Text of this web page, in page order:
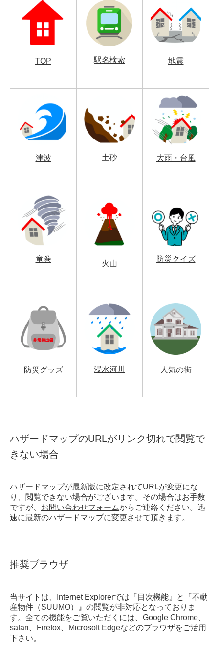
TOP 駅名検索 地震
津波 土砂 大雨・台風
竜巻
火山
防災クイズ
防災グッズ 浸水河川 人気の街
ハザードマップのURLがリンク切れで閲覧で
きない場合
ハザードマップが最新版に改定されてURLが変更にな
り、閲覧できない場合がございます。その場合はお手数
ですが、 お問い合わせフォームからご連絡ください。迅
速に最新のハザードマップに変更させて頂きます。
推奨ブラウザ
当サイトは、Internet Explorerでは『目次機能』と『不動
産物件（SUUMO）』の閲覧が非対応となっておりま
す。全ての機能をご覧いただくには、Google Chrome、
safari、Firefox、Microsoft Edgeなどのブラウザをご活用
下さい。